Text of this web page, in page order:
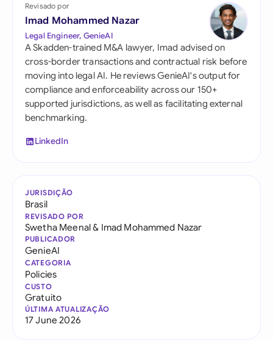
Revisado por
Imad Mohammed Nazar
Legal Engineer, GenieAI
A Skadden-trained M&A lawyer, Imad advised on
cross-border transactions and contractual risk before
moving into legal AI. He reviews GenieAI's output for
compliance and enforceability across our 150+
supported jurisdictions, as well as facilitating external
benchmarking.
LinkedIn
JURISDIÇÃO
Brasil
REVISADO POR
Swetha Meenal& Imad Mohammed Nazar
PUBLICADOR
GenieAI
CATEGORIA
Policies
CUSTO
Gratuito
ÚLTIMA ATUALIZAÇÃO
17 June 2026